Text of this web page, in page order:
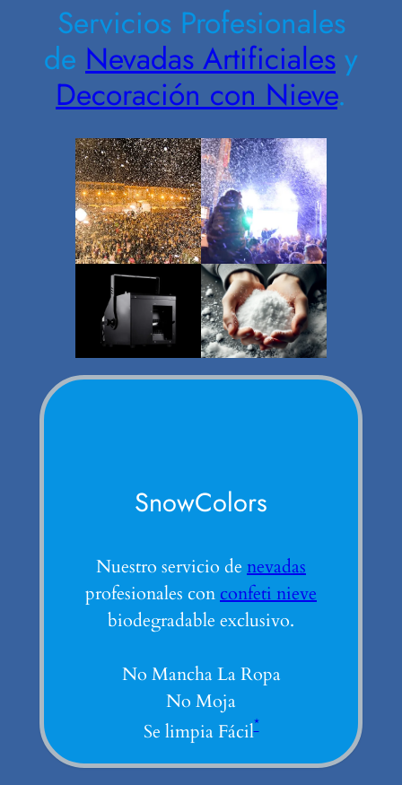
Servicios Profesionales
de Nevadas Artificiales y
Decoración con Nieve.
SnowColors
Nuestro servicio de nevadas
profesionales con confeti nieve
biodegradable exclusivo.
No Mancha La Ropa
No Moja
Se limpia Fácil*